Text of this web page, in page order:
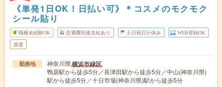
《単発1日OK！日払い可》＊コスメのモクモク
シール貼り
職種未経験OK 交通費別途支給あり 土日祝日が休み WEB登録OK
派遣
勤務地 神奈川県横浜市緑区
鴨居駅から徒歩5分／長津田駅から徒歩5分／中山(神奈川県)
駅から徒歩5分／十日市場(神奈川県)駅から徒歩5分